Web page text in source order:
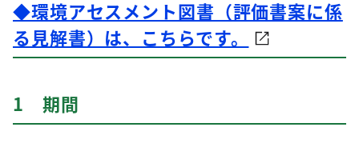
◆環境アセスメント図書（評価書案に係
る見解書）は、こちらです。
1 期間